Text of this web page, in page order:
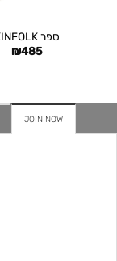
ספר KINFOLK
₪485
JOIN NOW